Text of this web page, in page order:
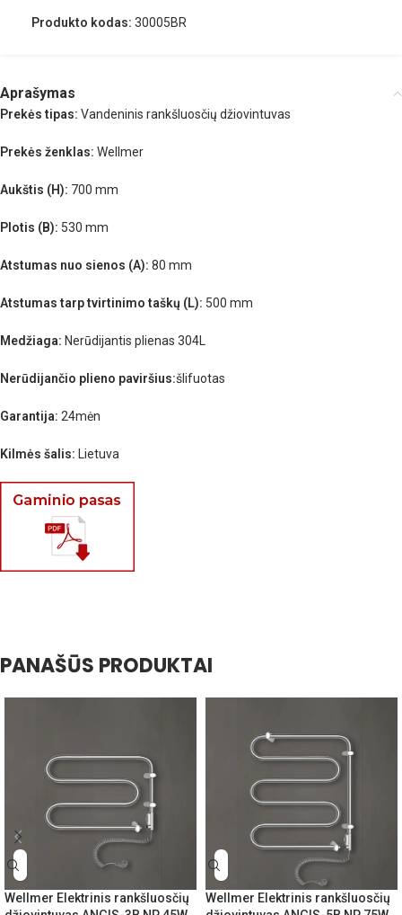
Produkto kodas: 30005BR
Aprašymas
Prekės tipas: Vandeninis rankšluosčių džiovintuvas
Prekės ženklas: Wellmer
Aukštis (H): 700 mm
Plotis (B): 530 mm
Atstumas nuo sienos (A): 80 mm
Atstumas tarp tvirtinimo taškų (L): 500 mm
Medžiaga: Nerūdijantis plienas 304L
Nerūdijančio plieno paviršius:šlifuotas
Garantija: 24mėn
Kilmės šalis: Lietuva
PANAŠŪS PRODUKTAI
Wellmer Elektrinis rankšluosčių
Wellmer Elektrinis rankšluosčių